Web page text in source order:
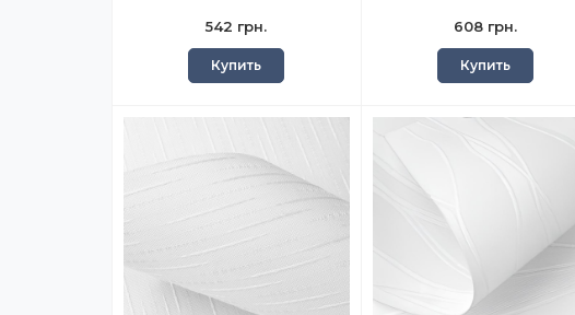
542 грн.
Купить
608 грн.
Купить